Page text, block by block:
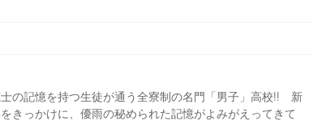
の記憶を持つ生徒が通う全寮制の名門「男子」高校!! 新
きっかけに、優雨の秘められた記憶がよみがえってきて